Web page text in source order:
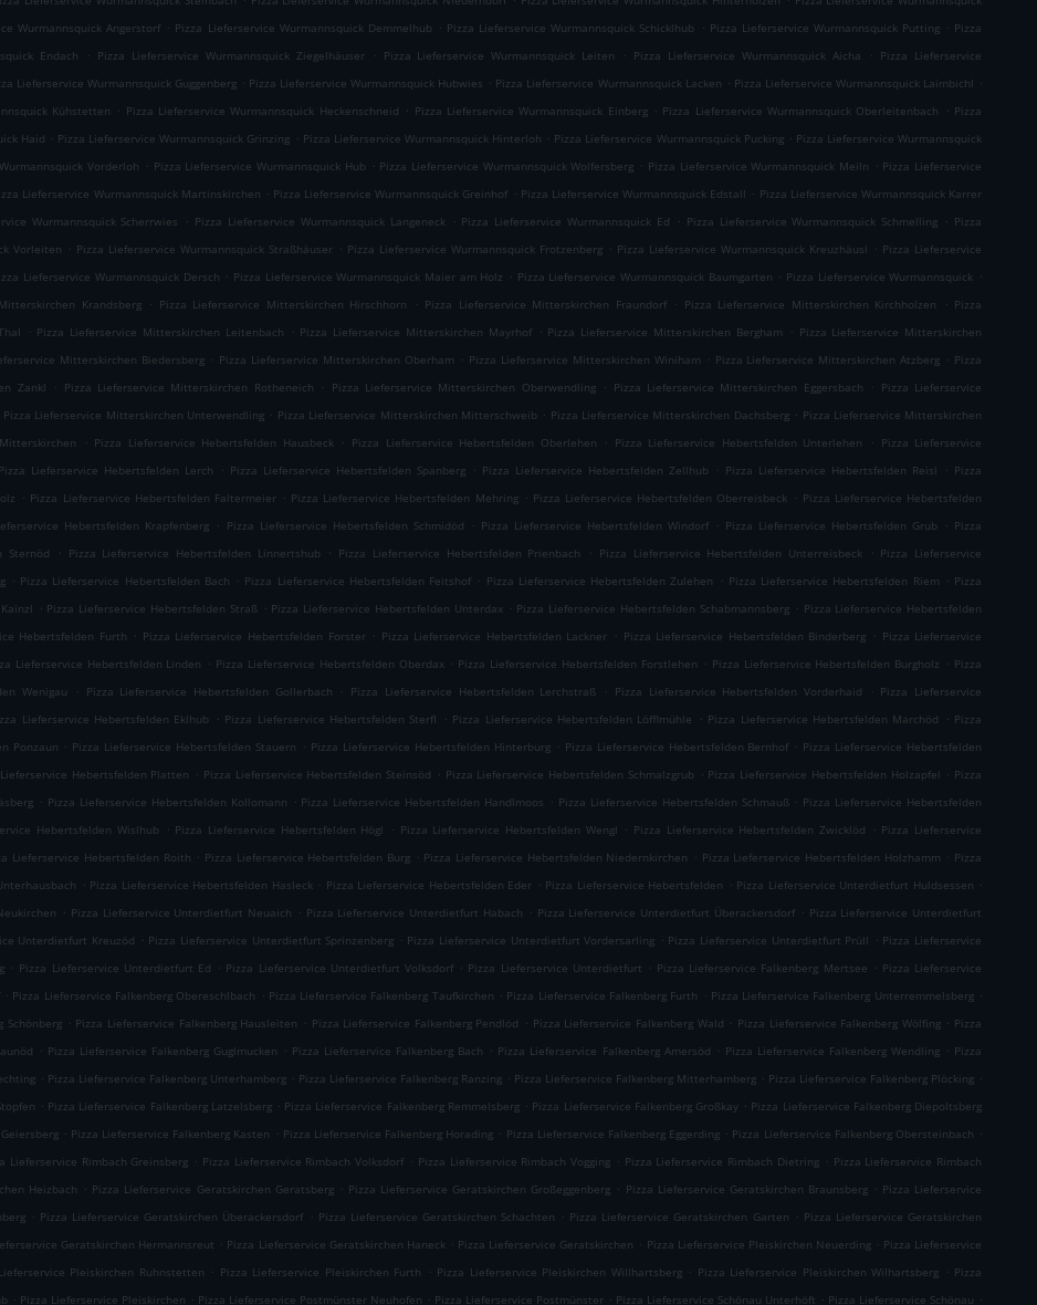
Wurmannsquick Angerstorf . Pizza Lieferservice Wurmannsquick Demmelhub . Pizza Lieferservice Wurmannsquick Schicklhub . Pizza Lieferservice Wurmannsquick Putting . Pizza
Endach . Pizza Lieferservice Wurmannsquick Ziegelhäuser . Pizza Lieferservice Wurmannsquick Leiten . Pizza Lieferservice Wurmannsquick Aicha . Pizza Lieferservice
Lieferservice Wurmannsquick Guggenberg . Pizza Lieferservice Wurmannsquick Hubwies . Pizza Lieferservice Wurmannsquick Lacken . Pizza Lieferservice Wurmannsquick Laimbichl .
Kühstetten . Pizza Lieferservice Wurmannsquick Heckenschneid . Pizza Lieferservice Wurmannsquick Einberg . Pizza Lieferservice Wurmannsquick Oberleitenbach . Pizza
Haid . Pizza Lieferservice Wurmannsquick Grinzing . Pizza Lieferservice Wurmannsquick Hinterloh . Pizza Lieferservice Wurmannsquick Pucking . Pizza Lieferservice Wurmannsquick
Vorderloh . Pizza Lieferservice Wurmannsquick Hub . Pizza Lieferservice Wurmannsquick Wolfersberg . Pizza Lieferservice Wurmannsquick Meiln . Pizza Lieferservice
Lieferservice Wurmannsquick Martinskirchen . Pizza Lieferservice Wurmannsquick Greinhof . Pizza Lieferservice Wurmannsquick Edstall . Pizza Lieferservice Wurmannsquick Karrer
Wurmannsquick Scherrwies . Pizza Lieferservice Wurmannsquick Langeneck . Pizza Lieferservice Wurmannsquick Ed . Pizza Lieferservice Wurmannsquick Schmelling . Pizza
Vorleiten . Pizza Lieferservice Wurmannsquick Straßhäuser . Pizza Lieferservice Wurmannsquick Frotzenberg . Pizza Lieferservice Wurmannsquick Kreuzhäusl . Pizza Lieferservice
Lieferservice Wurmannsquick Dersch . Pizza Lieferservice Wurmannsquick Maier am Holz . Pizza Lieferservice Wurmannsquick Baumgarten . Pizza Lieferservice Wurmannsquick .
Krandsberg . Pizza Lieferservice Mitterskirchen Hirschhorn . Pizza Lieferservice Mitterskirchen Fraundorf . Pizza Lieferservice Mitterskirchen Kirchholzen . Pizza
. Pizza Lieferservice Mitterskirchen Leitenbach . Pizza Lieferservice Mitterskirchen Mayrhof . Pizza Lieferservice Mitterskirchen Bergham . Pizza Lieferservice Mitterskirchen
Mitterskirchen Biedersberg . Pizza Lieferservice Mitterskirchen Oberham . Pizza Lieferservice Mitterskirchen Winiham . Pizza Lieferservice Mitterskirchen Atzberg . Pizza
Zankl . Pizza Lieferservice Mitterskirchen Rotheneich . Pizza Lieferservice Mitterskirchen Oberwendling . Pizza Lieferservice Mitterskirchen Eggersbach . Pizza Lieferservice
Pizza Lieferservice Mitterskirchen Unterwendling . Pizza Lieferservice Mitterskirchen Mitterschweib . Pizza Lieferservice Mitterskirchen Dachsberg . Pizza Lieferservice Mitterskirchen
. Pizza Lieferservice Hebertsfelden Hausbeck . Pizza Lieferservice Hebertsfelden Oberlehen . Pizza Lieferservice Hebertsfelden Unterlehen . Pizza Lieferservice
Pizza Lieferservice Hebertsfelden Lerch . Pizza Lieferservice Hebertsfelden Spanberg . Pizza Lieferservice Hebertsfelden Zellhub . Pizza Lieferservice Hebertsfelden Reisl . Pizza
. Pizza Lieferservice Hebertsfelden Faltermeier . Pizza Lieferservice Hebertsfelden Mehring . Pizza Lieferservice Hebertsfelden Oberreisbeck . Pizza Lieferservice Hebertsfelden
Hebertsfelden Krapfenberg . Pizza Lieferservice Hebertsfelden Schmidöd . Pizza Lieferservice Hebertsfelden Windorf . Pizza Lieferservice Hebertsfelden Grub . Pizza
Sternöd . Pizza Lieferservice Hebertsfelden Linnertshub . Pizza Lieferservice Hebertsfelden Prienbach . Pizza Lieferservice Hebertsfelden Unterreisbeck . Pizza Lieferservice
. Pizza Lieferservice Hebertsfelden Bach . Pizza Lieferservice Hebertsfelden Feitshof . Pizza Lieferservice Hebertsfelden Zulehen . Pizza Lieferservice Hebertsfelden Riem . Pizza
. Pizza Lieferservice Hebertsfelden Straß . Pizza Lieferservice Hebertsfelden Unterdax . Pizza Lieferservice Hebertsfelden Schabmannsberg . Pizza Lieferservice Hebertsfelden
Hebertsfelden Furth . Pizza Lieferservice Hebertsfelden Forster . Pizza Lieferservice Hebertsfelden Lackner . Pizza Lieferservice Hebertsfelden Binderberg . Pizza Lieferservice
Lieferservice Hebertsfelden Linden . Pizza Lieferservice Hebertsfelden Oberdax . Pizza Lieferservice Hebertsfelden Forstlehen . Pizza Lieferservice Hebertsfelden Burgholz . Pizza
Wenigau . Pizza Lieferservice Hebertsfelden Gollerbach . Pizza Lieferservice Hebertsfelden Lerchstraß . Pizza Lieferservice Hebertsfelden Vorderhaid . Pizza Lieferservice
Lieferservice Hebertsfelden Eklhub . Pizza Lieferservice Hebertsfelden Sterfl . Pizza Lieferservice Hebertsfelden Löfflmühle . Pizza Lieferservice Hebertsfelden Marchöd . Pizza
Ponzaun . Pizza Lieferservice Hebertsfelden Stauern . Pizza Lieferservice Hebertsfelden Hinterburg . Pizza Lieferservice Hebertsfelden Bernhof . Pizza Lieferservice Hebertsfelden
Hebertsfelden Platten . Pizza Lieferservice Hebertsfelden Steinsöd . Pizza Lieferservice Hebertsfelden Schmalzgrub . Pizza Lieferservice Hebertsfelden Holzapfel . Pizza
. Pizza Lieferservice Hebertsfelden Kollomann . Pizza Lieferservice Hebertsfelden Handlmoos . Pizza Lieferservice Hebertsfelden Schmauß . Pizza Lieferservice Hebertsfelden
Hebertsfelden Wislhub . Pizza Lieferservice Hebertsfelden Högl . Pizza Lieferservice Hebertsfelden Wengl . Pizza Lieferservice Hebertsfelden Zwicklöd . Pizza Lieferservice
Lieferservice Hebertsfelden Roith . Pizza Lieferservice Hebertsfelden Burg . Pizza Lieferservice Hebertsfelden Niedernkirchen . Pizza Lieferservice Hebertsfelden Holzhamm . Pizza
. Pizza Lieferservice Hebertsfelden Hasleck . Pizza Lieferservice Hebertsfelden Eder . Pizza Lieferservice Hebertsfelden . Pizza Lieferservice Unterdietfurt Huldsessen .
. Pizza Lieferservice Unterdietfurt Neuaich . Pizza Lieferservice Unterdietfurt Habach . Pizza Lieferservice Unterdietfurt Überackersdorf . Pizza Lieferservice Unterdietfurt
Unterdietfurt Kreuzöd . Pizza Lieferservice Unterdietfurt Sprinzenberg . Pizza Lieferservice Unterdietfurt Vordersarling . Pizza Lieferservice Unterdietfurt Prüll . Pizza Lieferservice
. Pizza Lieferservice Unterdietfurt Ed . Pizza Lieferservice Unterdietfurt Volksdorf . Pizza Lieferservice Unterdietfurt . Pizza Lieferservice Falkenberg Mertsee . Pizza Lieferservice
. Pizza Lieferservice Falkenberg Obereschlbach . Pizza Lieferservice Falkenberg Taufkirchen . Pizza Lieferservice Falkenberg Furth . Pizza Lieferservice Falkenberg Unterremmelsberg .
Schönberg . Pizza Lieferservice Falkenberg Hausleiten . Pizza Lieferservice Falkenberg Pendlöd . Pizza Lieferservice Falkenberg Wald . Pizza Lieferservice Falkenberg Wölfing . Pizza
. Pizza Lieferservice Falkenberg Guglmucken . Pizza Lieferservice Falkenberg Bach . Pizza Lieferservice Falkenberg Amersöd . Pizza Lieferservice Falkenberg Wendling . Pizza
. Pizza Lieferservice Falkenberg Unterhamberg . Pizza Lieferservice Falkenberg Ranzing . Pizza Lieferservice Falkenberg Mitterhamberg . Pizza Lieferservice Falkenberg Plöcking .
. Pizza Lieferservice Falkenberg Latzelsberg . Pizza Lieferservice Falkenberg Remmelsberg . Pizza Lieferservice Falkenberg Großkay . Pizza Lieferservice Falkenberg Diepoltsberg
. Pizza Lieferservice Falkenberg Kasten . Pizza Lieferservice Falkenberg Horading . Pizza Lieferservice Falkenberg Eggerding . Pizza Lieferservice Falkenberg Obersteinbach .
Lieferservice Rimbach Greinsberg . Pizza Lieferservice Rimbach Volksdorf . Pizza Lieferservice Rimbach Vogging . Pizza Lieferservice Rimbach Dietring . Pizza Lieferservice Rimbach
Heizbach . Pizza Lieferservice Geratskirchen Geratsberg . Pizza Lieferservice Geratskirchen Großeggenberg . Pizza Lieferservice Geratskirchen Braunsberg . Pizza Lieferservice
. Pizza Lieferservice Geratskirchen Überackersdorf . Pizza Lieferservice Geratskirchen Schachten . Pizza Lieferservice Geratskirchen Garten . Pizza Lieferservice Geratskirchen
Geratskirchen Hermannsreut . Pizza Lieferservice Geratskirchen Haneck . Pizza Lieferservice Geratskirchen . Pizza Lieferservice Pleiskirchen Neuerding . Pizza Lieferservice
Pleiskirchen Ruhnstetten . Pizza Lieferservice Pleiskirchen Furth . Pizza Lieferservice Pleiskirchen Willhartsberg . Pizza Lieferservice Pleiskirchen Wilhartsberg . Pizza
. Pizza Lieferservice Pleiskirchen . Pizza Lieferservice Postmünster Neuhofen . Pizza Lieferservice Postmünster . Pizza Lieferservice Schönau Unterhöft . Pizza Lieferservice Schönau .